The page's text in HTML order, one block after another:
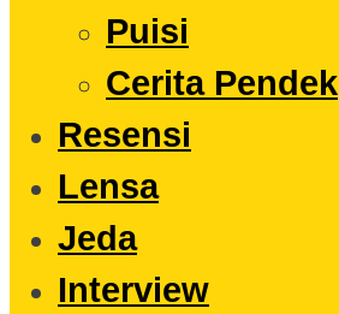
Puisi
Cerita Pendek
Resensi
Lensa
Jeda
Interview